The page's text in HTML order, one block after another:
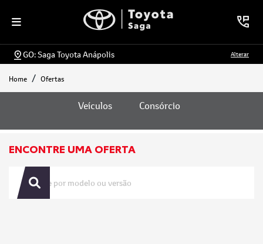
GO: Saga Toyota Anápolis Alterar
Home Ofertas
Veículos Consórcio
Ofertas
ENCONTRE UMA OFERTA